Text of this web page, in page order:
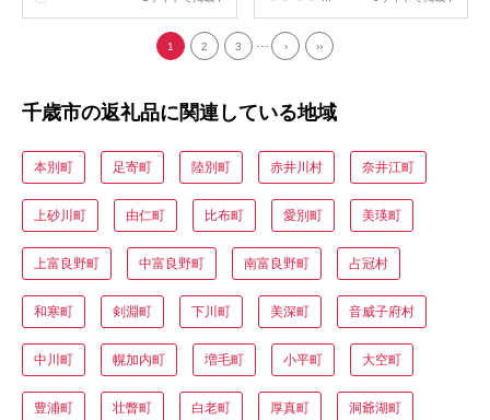
1 2 3 › ››
千歳市の返礼品に関連している地域
本別町 足寄町 陸別町 赤井川村 奈井江町
上砂川町 由仁町 比布町 愛別町 美瑛町
上富良野町 中富良野町 南富良野町 占冠村
和寒町 剣淵町 下川町 美深町 音威子府村
中川町 幌加内町 増毛町 小平町 大空町
豊浦町 壮瞥町 白老町 厚真町 洞爺湖町